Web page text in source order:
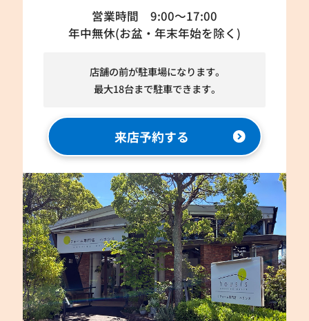
営業時間 9:00～17:00
年中無休(お盆・年末年始を除く)
店舗の前が駐車場になります。
最大18台まで駐車できます。
来店予約する